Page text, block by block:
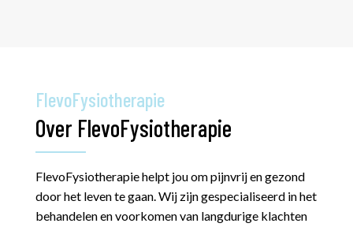
FlevoFysiotherapie
Over FlevoFysiotherapie
FlevoFysiotherapie helpt jou om pijnvrij en gezond
door het leven te gaan. Wij zijn gespecialiseerd in het
behandelen en voorkomen van langdurige klachten